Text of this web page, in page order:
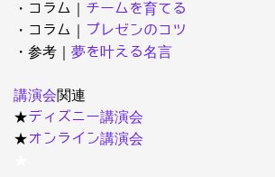
・コラム｜ チームを育てる
・コラム｜ プレゼンのコツ
・参考｜ 夢を叶える名言
講演会関連
★ディズニー講演会
★オンライン講演会